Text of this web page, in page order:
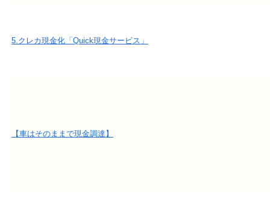
5.クレカ現金化「Quick現金サービス」
【車はそのままで現金調達】